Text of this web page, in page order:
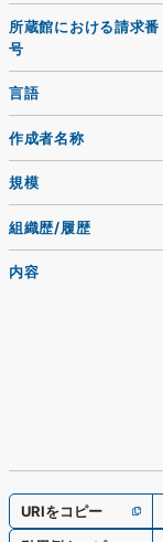
所蔵館における請求番
号
言語
作成者名称
規模
組織歴/履歴
内容
URIをコピー